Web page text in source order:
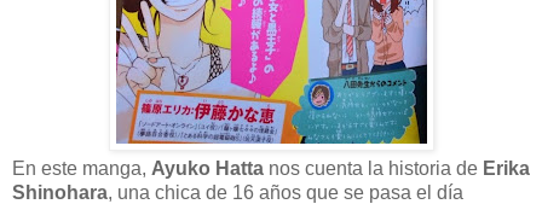
En este manga, Ayuko Hatta nos cuenta la historia de Erika
Shinohara, una chica de 16 años que se pasa el día